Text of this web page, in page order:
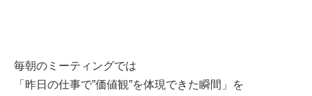
毎朝のミーティングでは
「昨日の仕事で”価値観”を体現できた瞬間」を